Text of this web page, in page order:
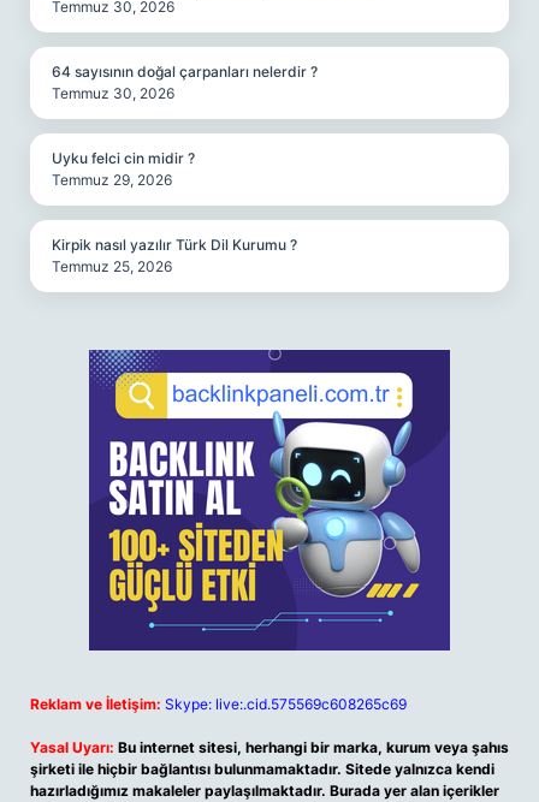
Temmuz 30, 2026
64 sayısının doğal çarpanları nelerdir ?
Temmuz 30, 2026
Uyku felci cin midir ?
Temmuz 29, 2026
Kirpik nasıl yazılır Türk Dil Kurumu ?
Temmuz 25, 2026
Reklam ve İletişim: Skype: live:.cid.575569c608265c69
Yasal Uyarı: Bu internet sitesi, herhangi bir marka, kurum veya şahıs
şirketi ile hiçbir bağlantısı bulunmamaktadır. Sitede yalnızca kendi
hazırladığımız makaleler paylaşılmaktadır. Burada yer alan içerikler